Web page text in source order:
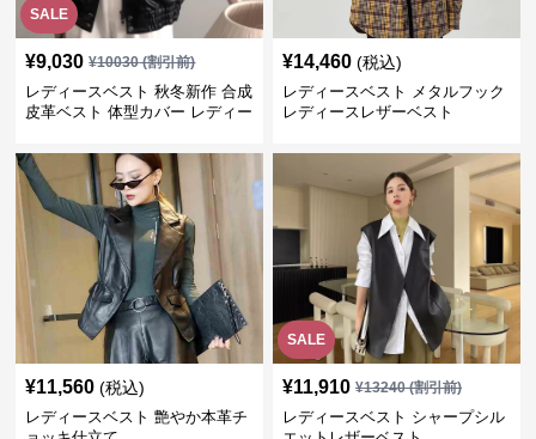
SALE
¥9,030 ¥10030(割引前)
レディースベスト 秋冬新作 合成
皮革ベスト 体型カバー レディー
¥14,460 (税込)
レディースベスト メタルフック
レディースレザーベスト
¥11,560 (税込)
レディースベスト 艶やか本革チ
SALE
¥11,910 ¥13240(割引前)
レディースベスト シャープシル